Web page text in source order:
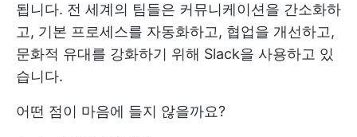
됩니다. 전 세계의 팀들은 커뮤니케이션을 간소화하
고, 기본 프로세스를 자동화하고, 협업을 개선하고,
문화적 유대를 강화하기 위해 Slack을 사용하고 있
습니다.
어떤 점이 마음에 들지 않을까요?